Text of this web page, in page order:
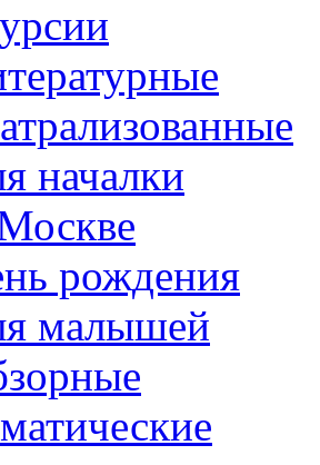
началки
рождения
малышей